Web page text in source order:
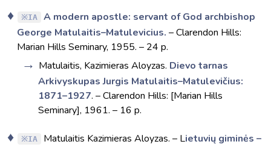
IA
A modern apostle: servant of God archbishop
George Matulaitis–Matulevicius. – Clarendon Hills:
Marian Hills Seminary, 1955. – 24 p.
Matulaitis, Kazimieras Aloyzas. Dievo tarnas
Arkivyskupas Jurgis Matulaitis–Matulevičius:
1871–1927. – Clarendon Hills: [Marian Hills
Seminary], 1961. – 16 p.
IA Matulaitis Kazimieras Aloyzas. – Lietuvių giminės –